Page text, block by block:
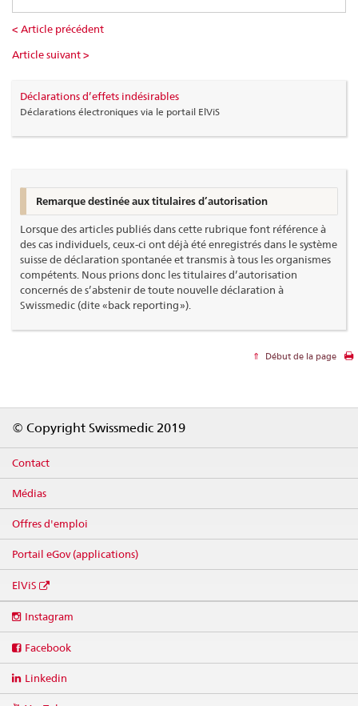
< Article précédent
Article suivant >
Déclarations d’effets indésirables
Déclarations électroniques via le portail ElViS
Remarque destinée aux titulaires d’autorisation
Lorsque des articles publiés dans cette rubrique font référence à
des cas individuels, ceux-ci ont déjà été enregistrés dans le système
suisse de déclaration spontanée et transmis à tous les organismes
compétents. Nous prions donc les titulaires d’autorisation
concernés de s’abstenir de toute nouvelle déclaration à
Swissmedic (dite « back reporting »).
Début de la page
© Copyright Swissmedic 2019
Contact
Médias
Offres d'emploi
Portail eGov (applications)
ElViS
media
Instagram
Facebook
Linkedin